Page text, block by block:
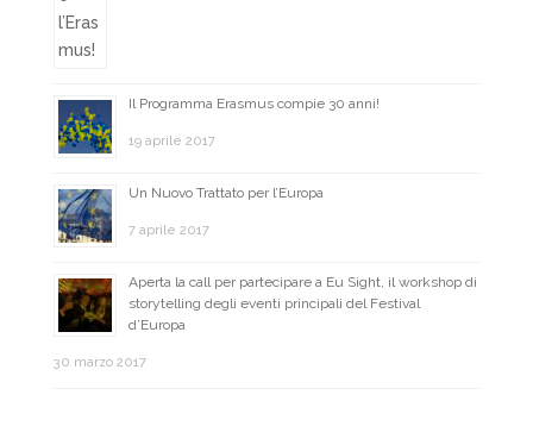
Il Programma Erasmus compie 30 anni!
19 aprile 2017
Un Nuovo Trattato per l’Europa
7 aprile 2017
Aperta la call per partecipare a Eu Sight, il workshop di
storytelling degli eventi principali del Festival
d’Europa
30 marzo 2017